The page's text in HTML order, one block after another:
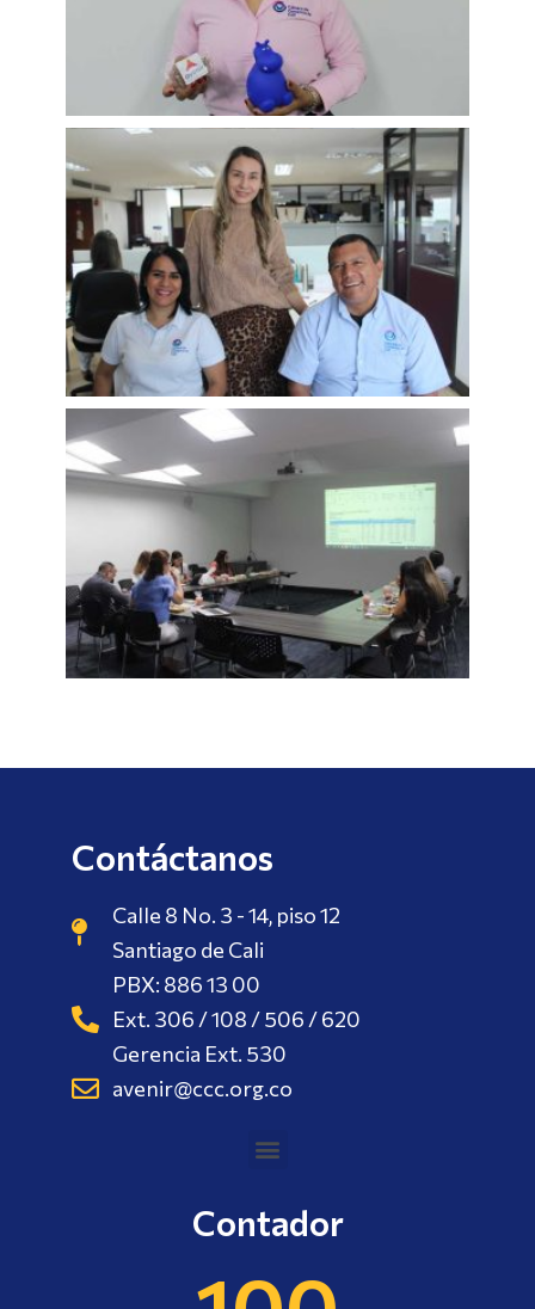
Contáctanos
Calle 8 No. 3 - 14, piso 12
Santiago de Cali
PBX: 886 13 00
Ext. 306 / 108 / 506 / 620
Gerencia Ext. 530
avenir@ccc.org.co
Contador